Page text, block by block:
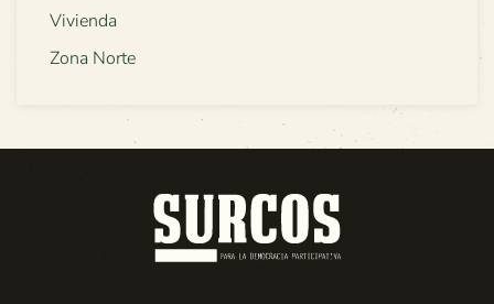
Vivienda
Zona Norte